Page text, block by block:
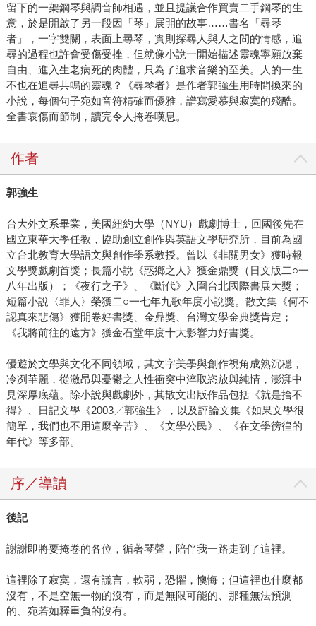
留下的一架鋼琴與調音師相遇，並且提議合作買賣二手鋼琴的生
意，於是開啟了另一段因「琴」展開的故事……書名「尋琴
者」，一字雙關，表面上尋琴，實則探尋人與人之間的情感，追
尋的過程也許會受傷受挫，但就像小說一開始描述靈魂寧願放棄
自由、進入生老病死的肉體，只為了追求音樂的至美。人的一生
不也在追尋共鳴的靈魂？《尋琴者》是作者郭強生用時間換來的
小說，每個句子宛如音符精確而優雅，譜寫愛慕與寂寞的殘酷。
全書哀傷而節制，讀完令人掩卷嘆息。
作者
郭強生
台大外文系畢業，美國紐約大學（NYU）戲劇博士，回國後先在
國立東華大學任教，協助創立創作與英語文學研究所，目前為國
立台北教育大學語文與創作學系教授。曾以《非關男女》獲時報
文學獎戲劇首獎；長篇小說《惑鄉之人》獲金鼎獎（日文版二○一
八年出版）；《夜行之子》、《斷代》入圍台北國際書展大獎；
短篇小說〈罪人〉榮獲二○一七年九歌年度小說獎。散文集《何不
認真來悲傷》獲開卷好書獎、金鼎獎、台灣文學金典獎肯定；
《我將前往的遠方》獲金石堂年度十大影響力好書獎。
優遊於文學與文化不同領域，其文字美學與創作視角成熟沉穩，
冷冽華麗，從激昂與憂鬱之人性衝突中淬取恣放與純情，澎湃中
見深厚底蘊。除小說與戲劇外，其散文出版作品包括《就是捨不
得》、日記文學《2003╱郭強生》，以及評論文集《如果文學很
簡單，我們也不用這麼辛苦》、《文學公民》、《在文學徬徨的
年代》等多部。
序／導讀
後記
謝謝即將要掩卷的各位，循著琴聲，陪伴我一路走到了這裡。
這裡除了寂寞，還有謊言，軟弱，恐懼，懊悔；但這裡也什麼都
沒有，不是空無一物的沒有，而是無限可能的、那種無法預測
的、宛若如釋重負的沒有。